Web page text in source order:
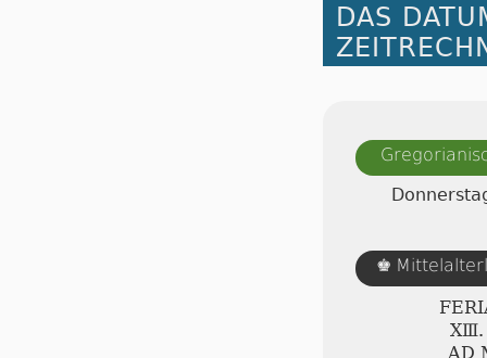
DAS
♚
ⅩⅢ.